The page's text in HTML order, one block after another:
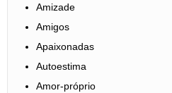
Amizade
Amigos
Apaixonadas
Autoestima
Amor-próprio